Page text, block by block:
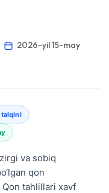
2026-yil 15-may
va sobiq
qon
Qon tahlillari xavf